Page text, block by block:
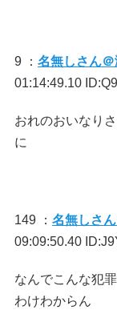
9 ： 名無しさん＠
01:14:49.10
おれのおいなり
に
149 ： 名無しさん
09:09:50.40
なんでこんな犯
わけわからん